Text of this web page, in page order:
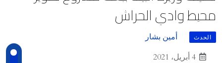
محيط وادي الحراش
الحدث
أمين بشار
4 أبريل، 2021